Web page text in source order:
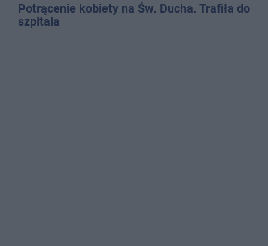
Potrącenie kobiety na Św. Ducha. Trafiła do
szpitala